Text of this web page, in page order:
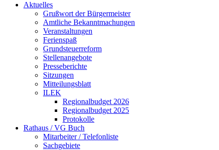
Aktuelles
Grußwort der Bürgermeister
Amtliche Bekanntmachungen
Veranstaltungen
Ferienspaß
Grundsteuerreform
Stellenangebote
Presseberichte
Sitzungen
Mitteilungsblatt
ILEK
Regionalbudget 2026
Regionalbudget 2025
Protokolle
Rathaus / VG Buch
Mitarbeiter / Telefonliste
Sachgebiete